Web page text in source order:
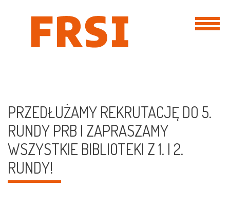
PRZEDŁUŻAMY REKRUTACJĘ DO 5.
RUNDY PRB I ZAPRASZAMY
WSZYSTKIE BIBLIOTEKI Z 1. I 2.
RUNDY!